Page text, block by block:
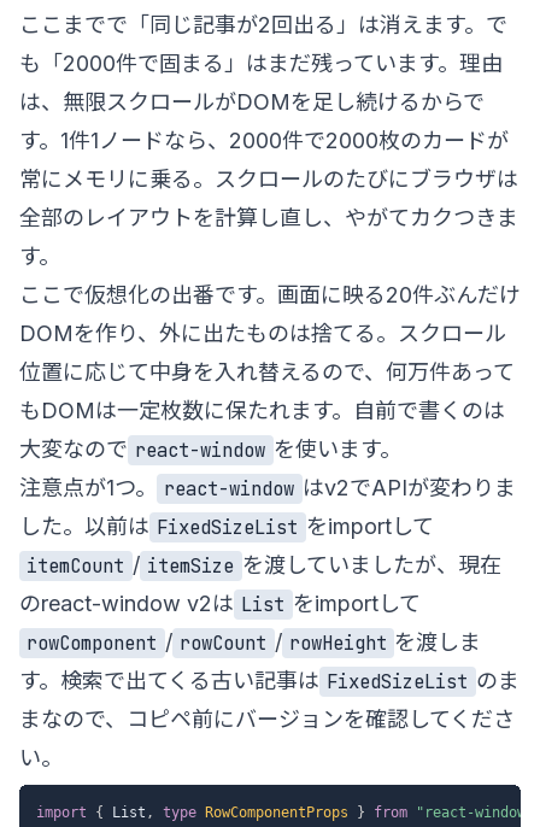
ここまでで「同じ記事が2回出る」は消えます。で
も「2000件で固まる」はまだ残っています。理由
は、無限スクロールがDOMを足し続けるからで
す。1件1ノードなら、2000件で2000枚のカードが
常にメモリに乗る。スクロールのたびにブラウザは
全部のレイアウトを計算し直し、やがてカクつきま
す。
ここで仮想化の出番です。画面に映る20件ぶんだけ
DOMを作り、外に出たものは捨てる。スクロール
位置に応じて中身を入れ替えるので、何万件あって
もDOMは一定枚数に保たれます。自前で書くのは
大変なので react-window を使います。
注意点が1つ。
react-window はv2でAPIが変わりま
した。以前は FixedSizeList をimportして
itemCount / itemSize を渡していましたが、現在
のreact-window v2は List をimportして
rowComponent / rowCount / rowHeight を渡しま
す。検索で出てくる古い記事は FixedSizeList のま
まなので、コピペ前にバージョンを確認してくださ
い。
import { List , type RowComponentProps } from "react-window"